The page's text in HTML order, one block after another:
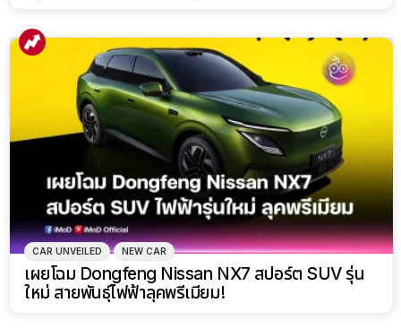
CAR UNVEILED NEW CAR
เผยโฉม Dongfeng Nissan NX7 สปอร์ต SUV รุ่น
ใหม่ สายพันธุ์ไฟฟ้าลุคพรีเมียม!